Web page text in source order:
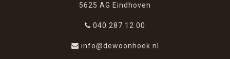
5625 AG Eindhoven
040 287 12 00
info@dewoonhoek.nl